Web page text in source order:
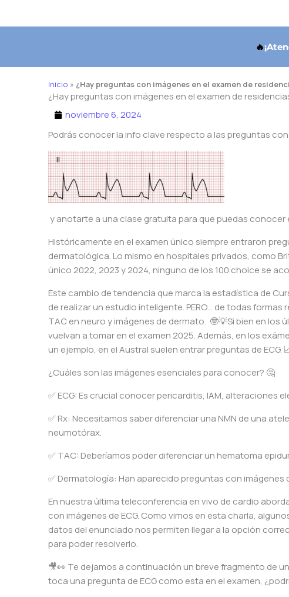
🔥
Inicio » ¿Hay preguntas con imágenes en el examen de
¿Hay preguntas con imágenes en el examen de
noviembre 6, 2024
Podrás conocer la info clave respecto a las preguntas
y anotarte a una clase gratuita para que puedas
Históricamente en el examen único siempre entraron
dermatológica. Lo mismo en hospitales privados, como
único 2022, 2023 y 2024, ninguno de los 100 choice se
Este cambio de tendencia que marca la estadística de
de realizar un estudio inteligente. PERO… de todas
TAC en neuro y imágenes de dermato. 🤓💡Si bien en
vuelvan a tomar en el examen 2025. Además, en los
un ejemplo, en el Austral suelen entrar preguntas de ECG.
¿Cuáles son las imágenes esenciales para conocer? 🤔
✅ ECG: Es crucial conocer pericarditis, IAM, alteraciones
✅ Rx: Necesitamos saber diferenciar una NMN de una
neumotórax.
✅ TAC: Deberíamos poder diferenciar un hematoma
✅ Dermatología: Han aparecido preguntas con
En nuestra última teleconferencia en vivo de cardio
con imágenes de ECG. Como vimos en esta charla,
datos del enunciado nos permiten llegar a la opción
para poder resolverlo.
🎥👀 Te dejamos a continuación un breve fragmento de
toca una pregunta de ECG como esta en el examen,